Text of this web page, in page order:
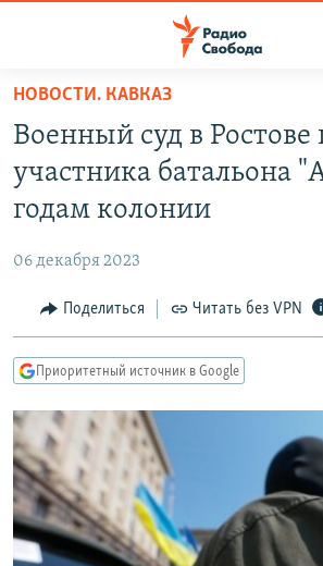
упрощенного
доступа
основному
Вернутся
Вернутся
поиску
МНЕНИЯ
КУЛЬТУРА
КАВКАЗ.РЕАЛИИ
СЕВЕР.РЕАЛИИ
СИБИРЬ.РЕАЛИИ
РАСПИСАНИЕ ВЕЩАНИЯ
ПОДПИШИТЕСЬ НА РАССЫЛКУ
НОВОСТИ. КАВКАЗ
Военный суд в Ростове
участника батальона
годам колонии
06 декабря 2023
Поделиться Читать без VPN
Приоритетный источник в Google